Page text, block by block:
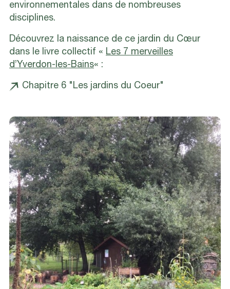
environnementales dans de nombreuses
disciplines.
Découvrez la naissance de ce jardin du Cœur
dans le livre collectif « Les 7 merveilles
d’Yverdon-les-Bains« :
Chapitre 6 "Les jardins du Coeur"